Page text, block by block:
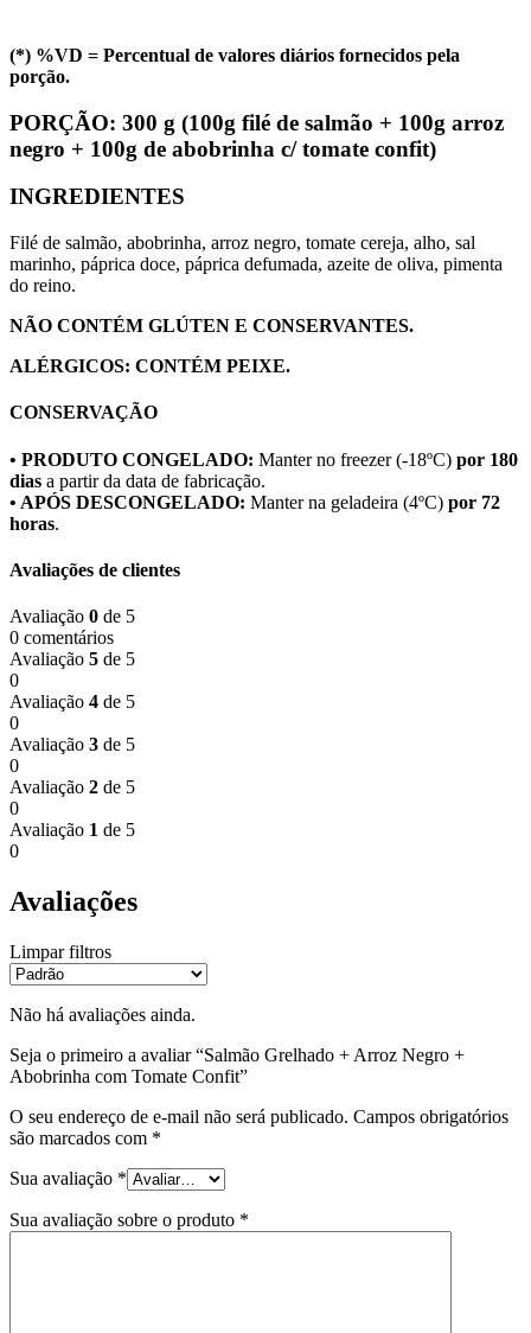
(*) %VD = Percentual de valores diários fornecidos pela
porção.
PORÇÃO: 300 g (100g filé de salmão + 100g arroz
negro + 100g de abobrinha c/ tomate confit)
INGREDIENTES
Filé de salmão, abobrinha, arroz negro, tomate cereja, alho, sal
marinho, páprica doce, páprica defumada, azeite de oliva, pimenta
do reino.
NÃO CONTÉM GLÚTEN E CONSERVANTES.
ALÉRGICOS: CONTÉM PEIXE.
CONSERVAÇÃO
• PRODUTO CONGELADO: Manter no freezer (-18ºC) por 180
dias a partir da data de fabricação.
• APÓS DESCONGELADO: Manter na geladeira (4ºC) por 72
horas.
Avaliações de clientes
Avaliação 0 de 5
0 comentários
Avaliação 5 de 5
0
Avaliação 4 de 5
0
Avaliação 3 de 5
0
Avaliação 2 de 5
0
Avaliação 1 de 5
0
Avaliações
Limpar filtros
Não há avaliações ainda.
Seja o primeiro a avaliar “Salmão Grelhado + Arroz Negro +
Abobrinha com Tomate Confit”
O seu endereço de e-mail não será publicado. Campos obrigatórios
são marcados com *
Sua avaliação *
Sua avaliação sobre o produto *